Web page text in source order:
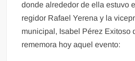
donde alrededor de ella estuvo
regidor Rafael Yerena y la
municipal, Isabel Pérez Exitoso
rememora hoy aquel evento: